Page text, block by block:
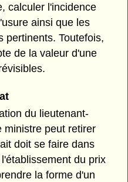
calculer l'incidence
ainsi que les
pertinents. Toutefois,
de la valeur d'une
du lieutenant-
ministre peut retirer
doit se faire dans
du prix
la forme d'un